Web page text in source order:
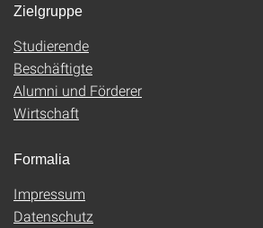
Zielgruppe
Studierende
Beschäftigte
Alumni und Förderer
Wirtschaft
Formalia
Impressum
Datenschutz